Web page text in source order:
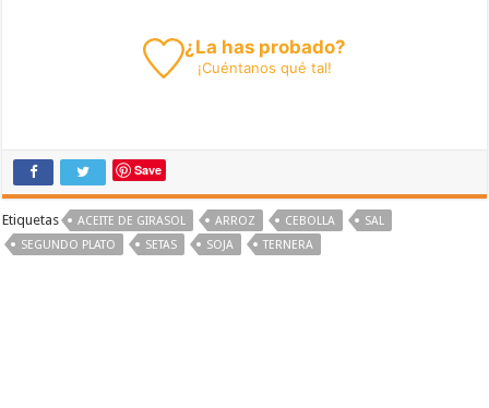
¿La has probado?
¡Cuéntanos qué tal!
Save
Etiquetas ACEITE DE GIRASOL ARROZ CEBOLLA
SAL
SEGUNDO PLATO
SETAS SOJA TERNERA